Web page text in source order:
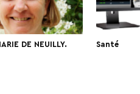
DE NEUILLY. Santé